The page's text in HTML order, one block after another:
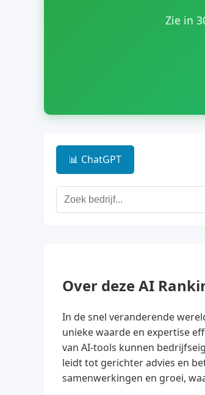
Zie in
📊 ChatGPT
Over deze AI
In de snel veranderende
unieke waarde en expertise
van AI-tools kunnen
leidt tot gerichter advies en
samenwerkingen en groei,